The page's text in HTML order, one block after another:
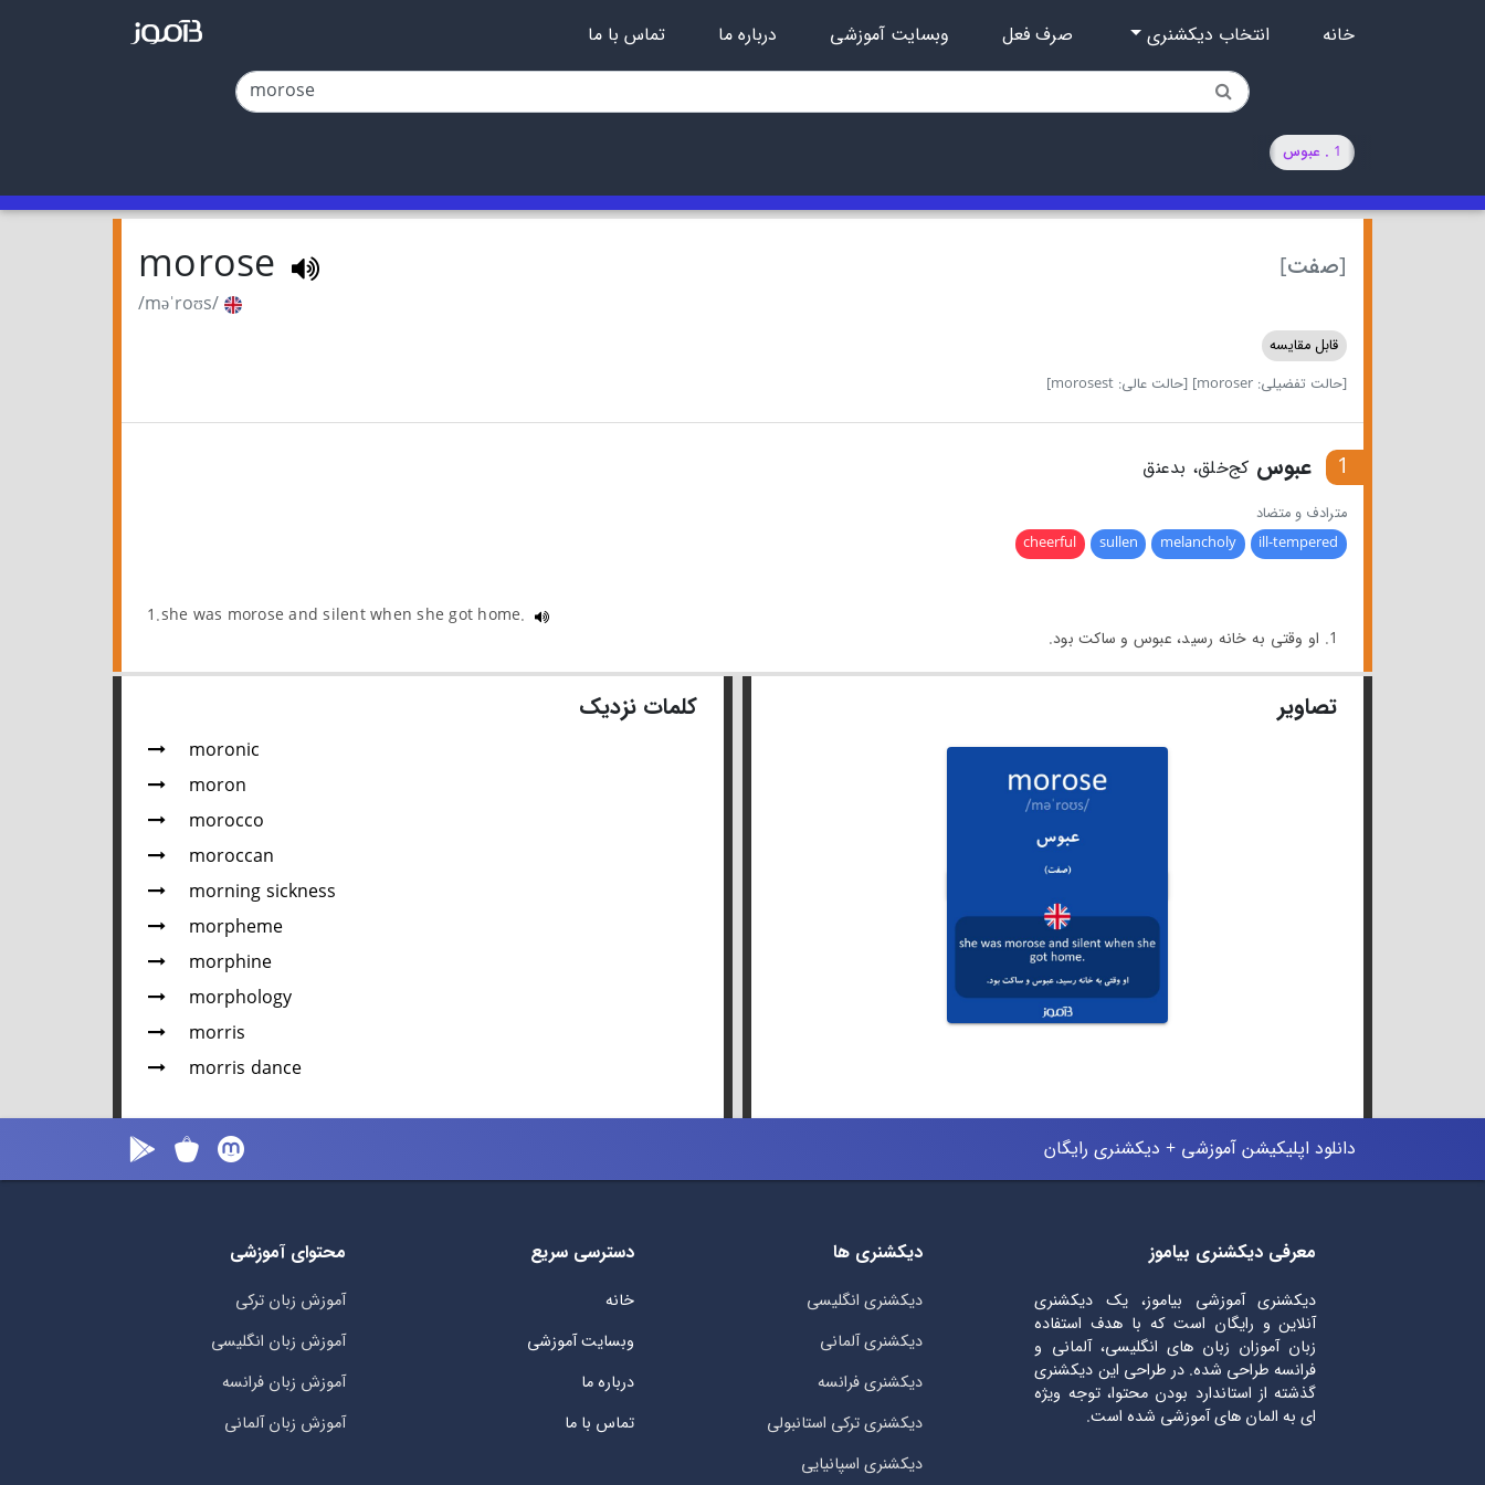
خانه انتخاب دیکشنری صرف فعل وبسایت آموزشی درباره ما تماس با ما
1 . عبوس
[صفت] morose
/məˈroʊs/
قابل مقایسه
[حالت تفضیلی: moroser]
[حالت عالی: morosest]
1 عبوس کج‌خلق، بدعنق
مترادف و متضاد
ill-tempered
melancholy
sullen
cheerful
1.she was morose and silent when she got home.
1. او وقتی به خانه رسید، عبوس و ساکت بود.
تصاویر کلمات نزدیک
moronic
moron
morocco
moroccan
morning sickness
morpheme
morphine
morphology
morris
morris dance
دانلود اپلیکیشن آموزشی + دیکشنری رایگان
معرفی دیکشنری بیاموز
دیکشنری آموزشی بیاموز، یک دیکشنری
آنلاین و رایگان است که با هدف استفاده
زبان آموزان زبان های انگلیسی، آلمانی و
فرانسه طراحی شده. در طراحی این دیکشنری
گذشته از استاندارد بودن محتوا، توجه ویژه
ای به المان های آموزشی شده است.
دیکشنری ها
دیکشنری انگلیسی
دیکشنری آلمانی
دیکشنری فرانسه
دیکشنری ترکی استانبولی
دیکشنری اسپانیایی
دسترسی سریع
خانه
وبسایت آموزشی
درباره ما
تماس با ما
محتوای آموزشی
آموزش زبان ترکی
آموزش زبان انگلیسی
آموزش زبان فرانسه
آموزش زبان آلمانی